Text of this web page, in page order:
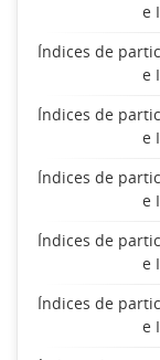
e
Índices de
e
Índices de
e
Índices de
e
Índices de
e
Índices de
e